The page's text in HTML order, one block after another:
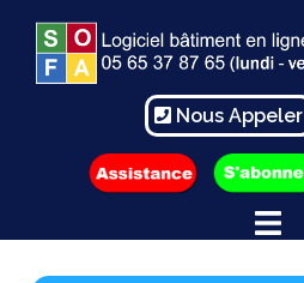
Nous Appeler